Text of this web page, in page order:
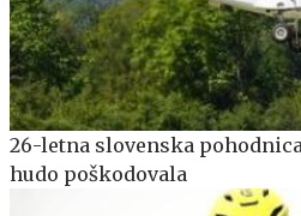
26-letna slovenska
hudo poškodovala